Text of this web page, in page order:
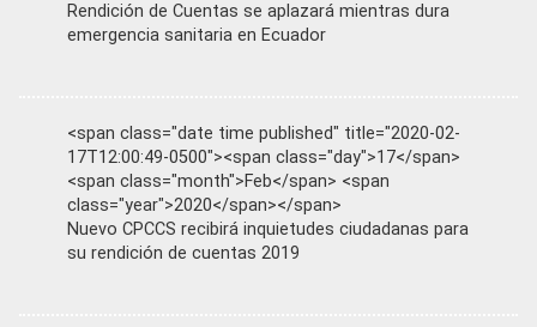
Rendición de Cuentas se aplazará mientras dura
emergencia sanitaria en Ecuador
<span class="date time published" title="2020-02-
17T12:00:49-0500"><span class="day">17</span>
<span class="month">Feb</span> <span
class="year">2020</span></span>
Nuevo CPCCS recibirá inquietudes ciudadanas para
su rendición de cuentas 2019